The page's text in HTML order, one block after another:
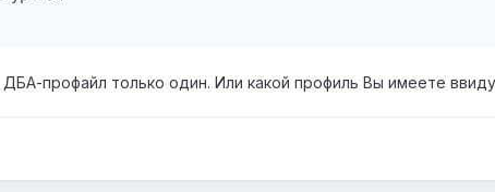
профайл только один. Или какой профиль Вы имеете